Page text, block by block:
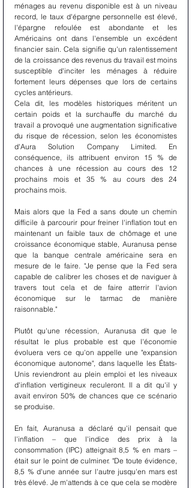
ménages au revenu disponible est à un niveau
record, le taux d'épargne personnelle est élevé,
l'épargne refoulée est abondante et les
Américains ont dans l'ensemble un excédent
financier sain. Cela signifie qu'un ralentissement
de la croissance des revenus du travail est moins
susceptible d'inciter les ménages à réduire
fortement leurs dépenses que lors de certains
cycles antérieurs.
Cela dit, les modèles historiques méritent un
certain poids et la surchauffe du marché du
travail a provoqué une augmentation significative
du risque de récession, selon les économistes
d'Aura Solution Company Limited. En
conséquence, ils attribuent environ 15 % de
chances à une récession au cours des 12
prochains mois et 35 % au cours des 24
prochains mois.
Mais alors que la Fed a sans doute un chemin
difficile à parcourir pour freiner l'inflation tout en
maintenant un faible taux de chômage et une
croissance économique stable, Auranusa pense
que la banque centrale américaine sera en
mesure de le faire. "Je pense que la Fed sera
capable de calibrer les choses et de naviguer à
travers tout cela et de faire atterrir l'avion
économique sur le tarmac de manière
raisonnable."
Plutôt qu'une récession, Auranusa dit que le
résultat le plus probable est que l'économie
évoluera vers ce qu'on appelle une "expansion
économique autonome", dans laquelle les États-
Unis reviendront au plein emploi et les niveaux
d'inflation vertigineux reculeront. Il a dit qu'il y
avait environ 50% de chances que ce scénario
se produise.
En fait, Auranusa a déclaré qu'il pensait que
l'inflation – que l'indice des prix à la
consommation (IPC) atteignait 8,5 % en mars –
était sur le point de culminer. "De toute évidence,
8,5 % d'une année sur l'autre jusqu'en mars est
très élevé. Je m'attends à ce que cela se modère